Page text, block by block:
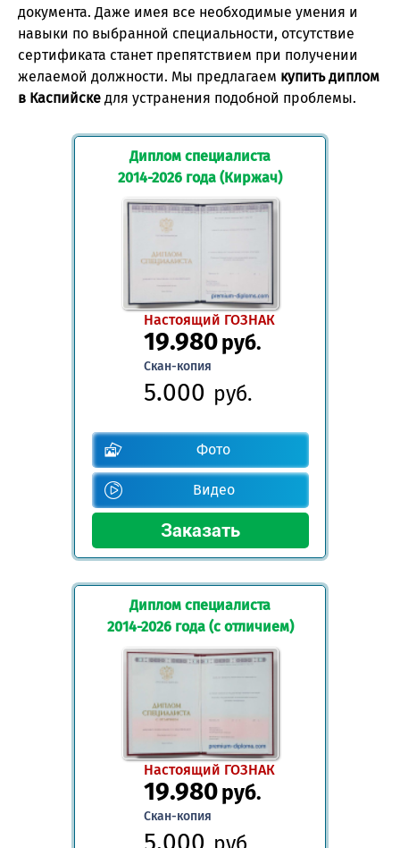
документа. Даже имея все необходимые умения и
навыки по выбранной специальности, отсутствие
сертификата станет препятствием при получении
желаемой должности. Мы предлагаем купить диплом
в Каспийске для устранения подобной проблемы.
Диплом специалиста
2014-2026 года (Киржач)
Настоящий ГОЗНАК
19.980руб.
Скан-копия
5.000 руб.
Фото
Видео
Диплом специалиста
2014-2026 года (с отличием)
Настоящий ГОЗНАК
19.980руб.
Скан-копия
5.000